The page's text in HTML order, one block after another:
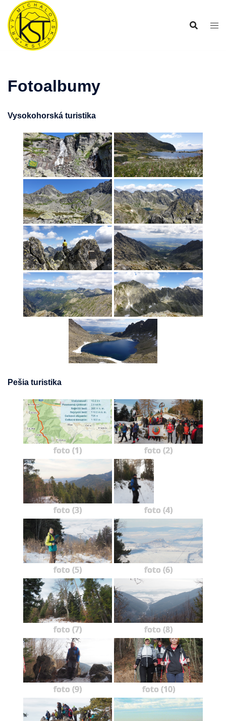
Preskočiť
obsah
Fotoalbumy
Vysokohorská turistika
Pešia turistika
foto (1) foto (2)
foto (3) foto (4)
foto (5) foto (6)
foto (7) foto (8)
foto (9) foto (10)